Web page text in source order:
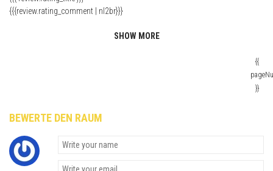
{{{review.rating_comment | nl2br}}}
SHOW MORE
{{
}}
BEWERTE DEN RAUM